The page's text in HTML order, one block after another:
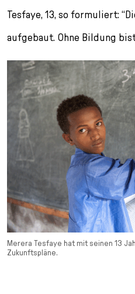
Tesfaye, 13, so formuliert:
aufgebaut. Ohne Bildung
Merera Tesfaye hat mit seinen 13
Zukunftspläne.